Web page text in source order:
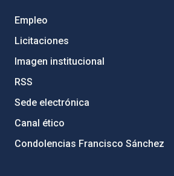
Empleo
Licitaciones
Imagen institucional
RSS
Sede electrónica
Canal ético
Condolencias Francisco Sánchez